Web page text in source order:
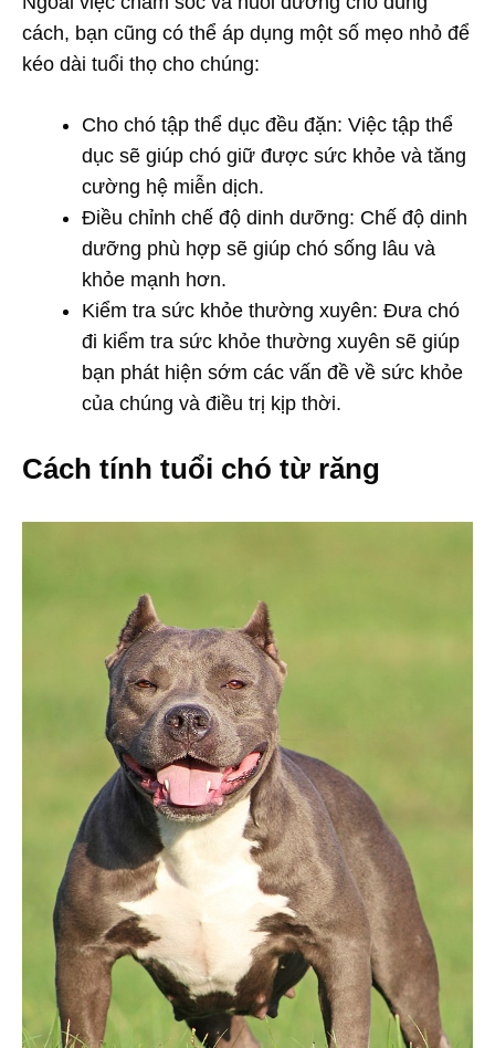
cách, bạn cũng có thể áp dụng một số mẹo nhỏ để
kéo dài tuổi thọ cho chúng:
Cho chó tập thể dục đều đặn: Việc tập thể
dục sẽ giúp chó giữ được sức khỏe và tăng
cường hệ miễn dịch.
Điều chỉnh chế độ dinh dưỡng: Chế độ dinh
dưỡng phù hợp sẽ giúp chó sống lâu và
khỏe mạnh hơn.
Kiểm tra sức khỏe thường xuyên: Đưa chó
đi kiểm tra sức khỏe thường xuyên sẽ giúp
bạn phát hiện sớm các vấn đề về sức khỏe
của chúng và điều trị kịp thời.
Cách tính tuổi chó từ răng